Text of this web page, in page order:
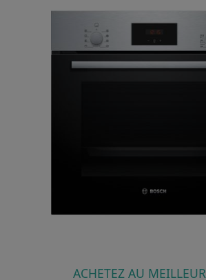
ACHETEZ AU